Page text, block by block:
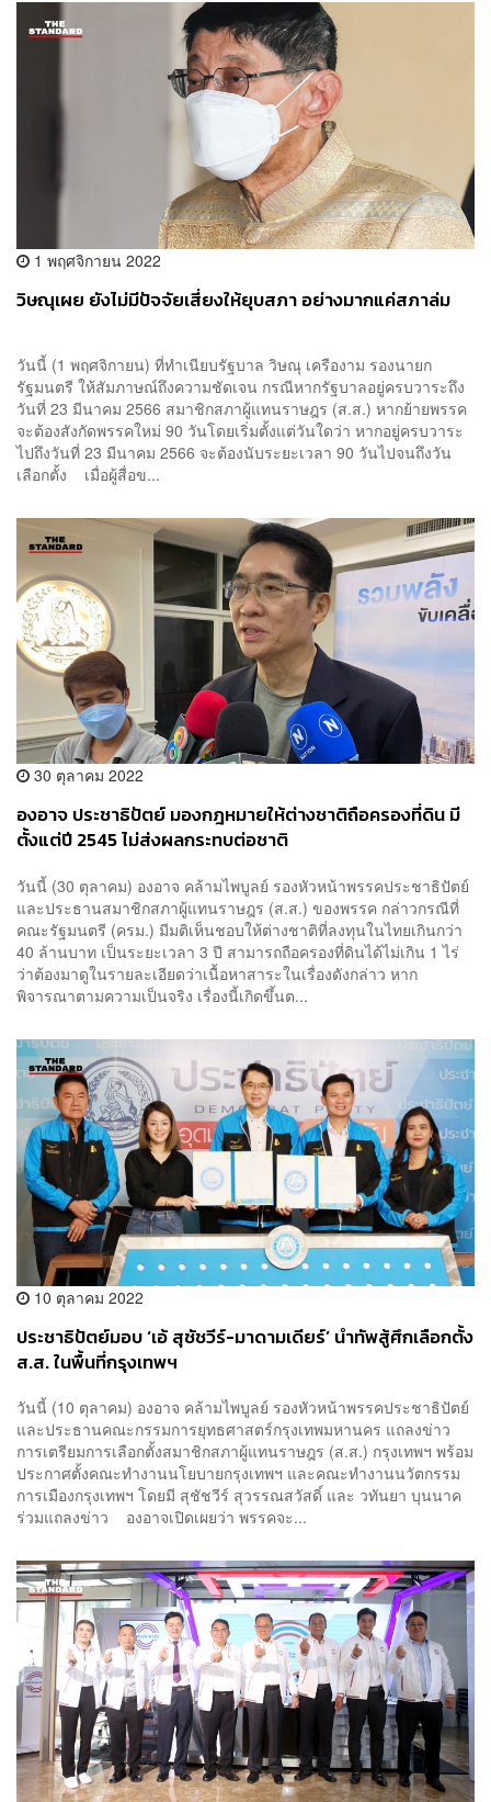
1 พฤศจิกายน 2022
วิษณุเผย ยังไม่มีปัจจัยเสี่ยงให้ยุบสภา อย่างมากแค่สภาล่ม
วันนี้ (1 พฤศจิกายน) ที่ทำเนียบรัฐบาล วิษณุ เครืองาม รองนายก
รัฐมนตรี ให้สัมภาษณ์ถึงความชัดเจน กรณีหากรัฐบาลอยู่ครบวาระถึง
วันที่ 23 มีนาคม 2566 สมาชิกสภาผู้แทนราษฎร (ส.ส.) หากย้ายพรรค
จะต้องสังกัดพรรคใหม่ 90 วันโดยเริ่มตั้งแต่วันใดว่า หากอยู่ครบวาระ
ไปถึงวันที่ 23 มีนาคม 2566 จะต้องนับระยะเวลา 90 วันไปจนถึงวัน
เลือกตั้ง เมื่อผู้สื่อข...
30 ตุลาคม 2022
องอาจ ประชาธิปัตย์ มองกฎหมายให้ต่างชาติถือครองที่ดิน มี
ตั้งแต่ปี 2545​ ไม่ส่งผลกระทบต่อชาติ
วันนี้ (30 ตุลาคม) องอาจ คล้ามไพบูลย์ รองหัวหน้าพรรคประชาธิปัตย์
และประธานสมาชิกสภาผู้แทนราษฎร (ส.ส.) ของพรรค กล่าวกรณีที่
คณะรัฐมนตรี (ครม.) มีมติเห็นชอบให้ต่างชาติที่ลงทุนในไทยเกินกว่า
40 ล้านบาท เป็นระยะเวลา 3 ปี สามารถถือครองที่ดินได้ไม่เกิน 1 ไร่​
ว่าต้องมาดูในรายละเอียดว่าเนื้อหาสาระในเรื่องดังกล่าว หาก
พิจารณาตามความเป็นจริง เรื่องนี้เกิดขึ้นต...
10 ตุลาคม 2022
ประชาธิปัตย์มอบ ‘เอ้ สุชัชวีร์-มาดามเดียร์’ นำทัพสู้ศึกเลือกตั้ง
ส.ส. ในพื้นที่กรุงเทพฯ
วันนี้ (10 ตุลาคม) องอาจ คล้ามไพบูลย์ รองหัวหน้าพรรคประชาธิปัตย์
และประธานคณะกรรมการยุทธศาสตร์กรุงเทพมหานคร แถลงข่าว
การเตรียมการเลือกตั้งสมาชิกสภาผู้แทนราษฎร (ส.ส.) กรุงเทพฯ พร้อม
ประกาศตั้งคณะทำงานนโยบายกรุงเทพฯ และคณะทำงานนวัตกรรม
การเมืองกรุงเทพฯ โดยมี สุชัชวีร์ สุวรรณสวัสดิ์ และ วทันยา บุนนาค
ร่วมแถลงข่าว องอาจเปิดเผยว่า พรรคจะ...